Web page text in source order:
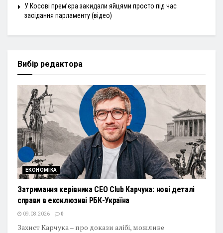
У Косові прем’єра закидали яйцями просто під час
засідання парламенту (відео)
Вибір редактора
ЕКОНОМІКА
Затримання керівника CEO Club Карчука: нові деталі
справи в ексклюзиві РБК-Україна
09.08.2026 0
Захист Карчука – про докази алібі, можливе